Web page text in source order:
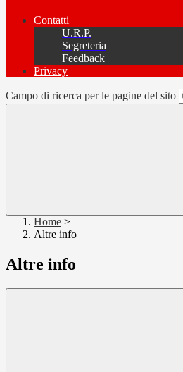
Contatti
U.R.P.
Segreteria
Feedback
Privacy
Campo di ricerca per le pagine del sito
Home >
Altre info
Altre info